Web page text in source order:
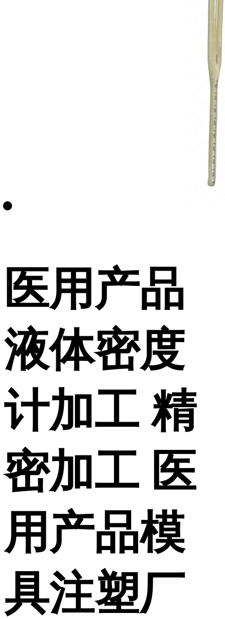
医用产品
液体密度
计加工 精
密加工 医
用产品模
具注塑厂